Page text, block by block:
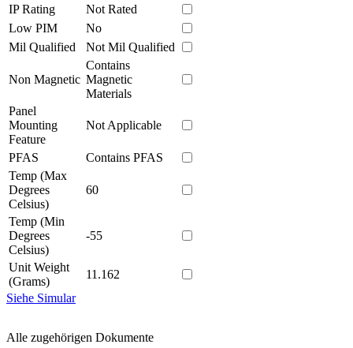
IP Rating
Not Rated
Low PIM
No
Mil Qualified
Not Mil Qualified
Non Magnetic
Contains
Magnetic
Materials
Panel
Mounting
Feature
Not Applicable
PFAS
Contains PFAS
Temp (Max
Degrees
Celsius)
60
Temp (Min
Degrees
Celsius)
-55
Unit Weight
(Grams)
11.162
Siehe Simular
Alle zugehörigen Dokumente